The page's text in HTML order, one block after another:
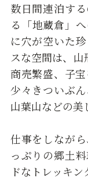
数日間連泊す
る「地蔵倉」
に穴が空いた
スな空間は、山
商売繁盛、子
少々きついぶ
山葉山などの美
仕事をしなが
っぷりの郷土
ドなトレッキ